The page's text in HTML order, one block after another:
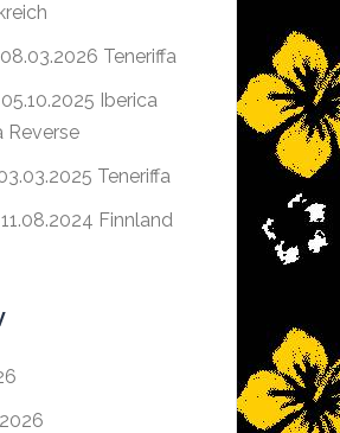
Teneriffa
Iberica
Reverse
Teneriffa
Finnland